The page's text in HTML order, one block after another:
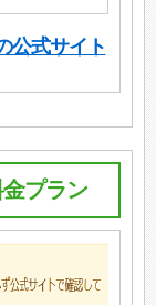
公式サイト
プラン